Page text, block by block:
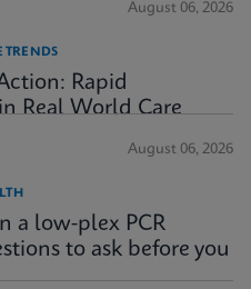
August 06, 2026
TRENDS
Rapid
Real World Care
August 06, 2026
a low-plex PCR
to ask before you